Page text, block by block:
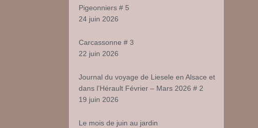
Pigeonniers # 5
24 juin 2026
Carcassonne # 3
22 juin 2026
Journal du voyage de Liesele en Alsace et
dans l’Hérault Février – Mars 2026 # 2
19 juin 2026
Le mois de juin au jardin